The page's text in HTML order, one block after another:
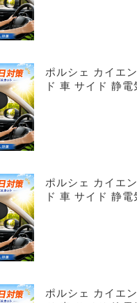
ポルシェ カイエ
ド 車 サイド 静
ポルシェ カイエ
ド 車 サイド 静
ポルシェ カイエ